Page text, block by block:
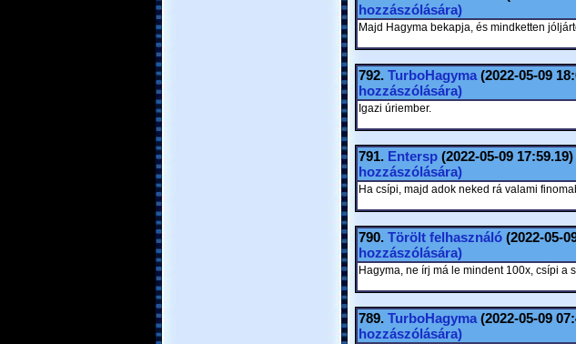
hozzászólására)
Majd Hagyma bekapja, és mindketten
792. TurboHagyma(2022-05-09
hozzászólására)
Igazi úriember.
791. Entersp(2022-05-09 17:59.19)
hozzászólására)
Ha csípi, majd adok neked rá valami
790. Törölt felhasználó(2022-05-
hozzászólására)
Hagyma, ne írj má le mindent 100x, csípi a
789. TurboHagyma(2022-05-09
hozzászólására)